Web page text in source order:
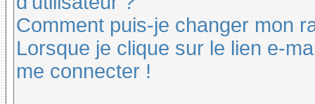
Comment puis-je changer mon
Lorsque je clique sur le lien e-
me connecter !